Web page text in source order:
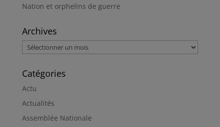
Nation et orphelins de guerre
Archives
Archives
Catégories
Actu
Actualités
Assemblée Nationale